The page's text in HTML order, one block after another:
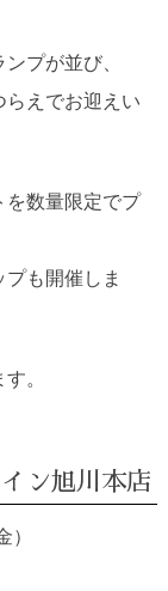
プが並び、
らえでお迎えい
を数量限定でプ
も開催しま
。
ン旭川本店
）